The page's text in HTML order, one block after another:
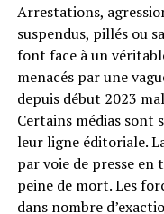
Arrestations,
suspendus, pillés ou
font face à un
menacés par une
depuis début 2023
Certains médias sont
leur ligne éditoriale.
par voie de presse en
peine de mort. Les
dans nombre